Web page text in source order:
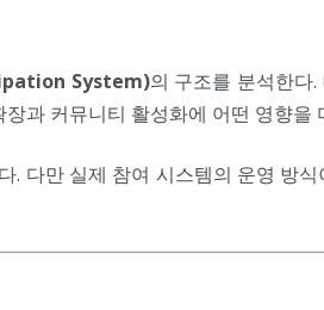
System)의 구조를 분석한다
과 커뮤니티 활성화에 어떤 영향을
다만 실제 참여 시스템의 운영 방